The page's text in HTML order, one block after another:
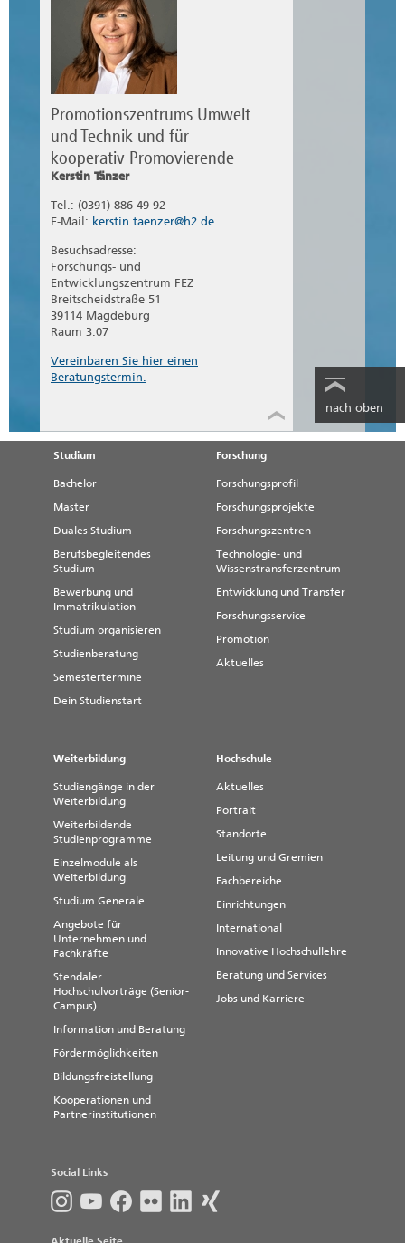
Promotionszentrums Umwelt
und Technik und für
kooperativ Promovierende
Kerstin Tänzer
Tel.: (0391) 886 49 92
E-Mail: kerstin.taenzer@h2.de
Besuchsadresse:
Forschungs- und
Entwicklungszentrum FEZ
Breitscheidstraße 51
39114 Magdeburg
Raum 3.07
Vereinbaren Sie hier einen
Beratungstermin.
nach oben
Studium
Bachelor
Master
Duales Studium
Berufsbegleitendes
Studium
Bewerbung und
Immatrikulation
Studium organisieren
Studienberatung
Semestertermine
Dein Studienstart
Forschung
Forschungsprofil
Forschungsprojekte
Forschungszentren
Technologie- und
Wissenstransferzentrum
Entwicklung und Transfer
Forschungsservice
Promotion
Aktuelles
Weiterbildung
Studiengänge in der
Weiterbildung
Weiterbildende
Studienprogramme
Einzelmodule als
Weiterbildung
Studium Generale
Angebote für
Unternehmen und
Fachkräfte
Stendaler
Hochschulvorträge (Senior-
Campus)
Information und Beratung
Fördermöglichkeiten
Bildungsfreistellung
Kooperationen und
Partnerinstitutionen
Hochschule
Aktuelles
Portrait
Standorte
Leitung und Gremien
Fachbereiche
Einrichtungen
International
Innovative Hochschullehre
Beratung und Services
Jobs und Karriere
Social Links